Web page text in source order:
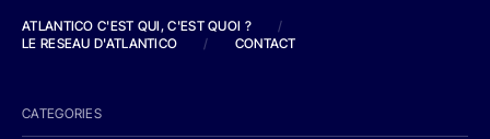
ATLANTICO C'EST QUI, C'EST QUOI ?
/
LE RESEAU D'ATLANTICO
/ CONTACT
CATEGORIES